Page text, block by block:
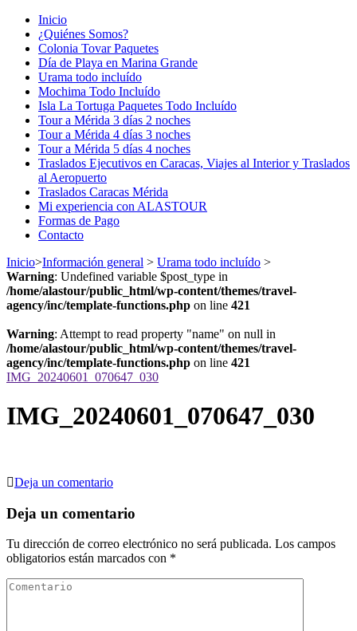
Inicio
¿Quiénes Somos?
Colonia Tovar Paquetes
Día de Playa en Marina Grande
Urama todo incluído
Mochima Todo Incluído
Isla La Tortuga Paquetes Todo Incluído
Tour a Mérida 3 días 2 noches
Tour a Mérida 4 días 3 noches
Tour a Mérida 5 días 4 noches
Traslados Ejecutivos en Caracas, Viajes al Interior y Traslados
al Aeropuerto
Traslados Caracas Mérida
Mi experiencia con ALASTOUR
Formas de Pago
Contacto
Inicio>Información general > Urama todo incluído >
Warning: Undefined variable $post_type in
/home/alastour/public_html/wp-content/themes/travel-
agency/inc/template-functions.php on line 421
Warning: Attempt to read property "name" on null in
/home/alastour/public_html/wp-content/themes/travel-
agency/inc/template-functions.php on line 421
IMG_20240601_070647_030
IMG_20240601_070647_030
Deja un comentarioen
Deja un comentario
Tu dirección de correo electrónico no será publicada. Los campos
obligatorios están marcados con *
Comentario